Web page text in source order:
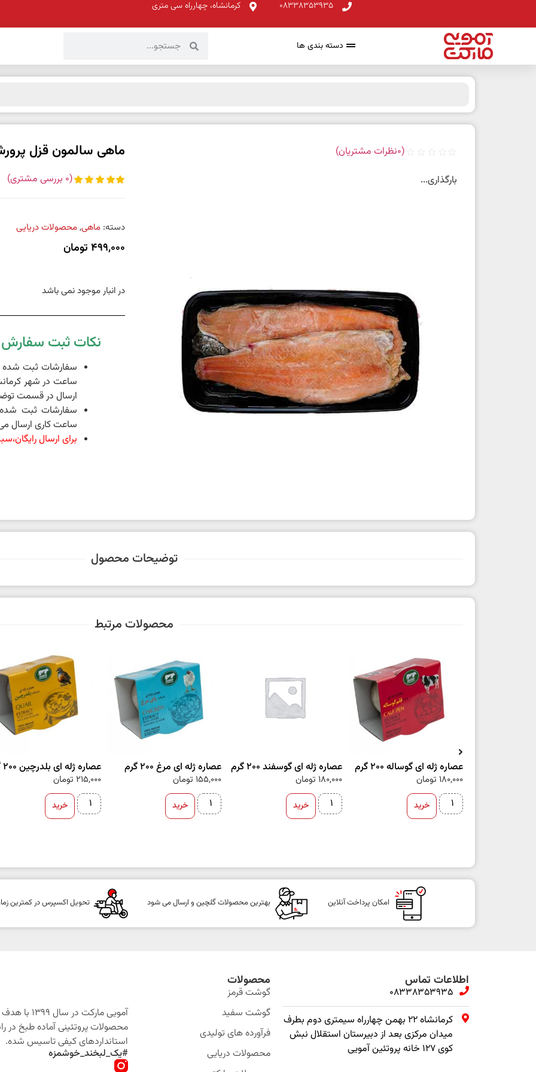
08338353935 کرمانشاه، چهارراه سی متری
دسته بندی ها
(
0نظرات مشتریان)
بارگذاری...
ماهی سالمون قزل پرورشی
(
0 بررسی مشتری)
دسته: ماهی,محصولات دریایی
499,000 تومان
در انبار موجود نمی باشد
نکات ثبت سفارش
ساعت در شهر
ارسال در قسمت
ساعت کاری ارسال
برای ارسال رایگان،سبد خرید
توضیحات محصول
محصولات مرتبط
عصاره ژله ای گوساله 200 گرم
180,000 تومان
خرید
عصاره ژله ای گوسفند 200 گرم
180,000 تومان
خرید
عصاره ژله ای مرغ 200 گرم
155,000 تومان
خرید
عصاره ژله ای بلدرچین 200 گرم
215,000 تومان
خرید
امکان پرداخت آنلاین بهترین محصولات گلچین و ارسال می شود تحویل اکسپرس در کمترین
اطلاعات تماس
08338353935
کرمانشاه ۲۲ بهمن چهارراه سیمتری دوم بطرف
میدان مرکزی بعد از دبیرستان استقلال نبش
کوی ۱۲۷ خانه پروتئین آمویی
محصولات
گوشت قرمز
گوشت سفید
فرآورده های تولیدی
محصولات دریایی
آمویی مارکت در سال
محصولات پروتئینی آماده طبخ در
استانداردهای کیفی تاسیس شده.
#یک_لبخند_خوشمزه